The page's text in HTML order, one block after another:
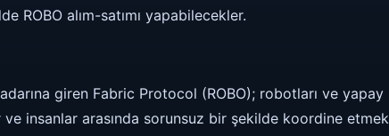
ROBO alım-satımı yapabilecekler.
giren Fabric Protocol (ROBO); robotları ve yapay
insanlar arasında sorunsuz bir şekilde koordine etmek